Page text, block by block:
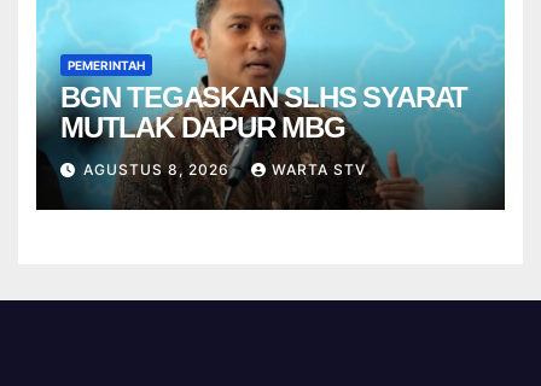
PEMERINTAH
BGN TEGASKAN SLHS SYARAT
MUTLAK DAPUR MBG
AGUSTUS 8, 2026 WARTA STV